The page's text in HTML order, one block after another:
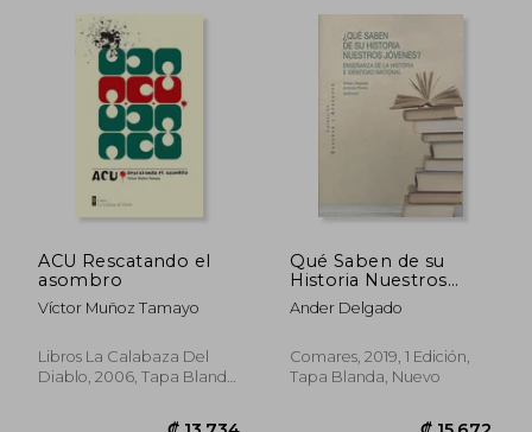
ACU Rescatando el
asombro
Víctor Muñoz Tamayo
Libros La Calabaza Del
Diablo, 2006, Tapa Blanda,
Qué Saben de su
Historia Nuestros
Jóvenes? Enseñanza
de la Historia e
Ander Delgado
Comares, 2019, 1 Edición,
Tapa Blanda, Nuevo